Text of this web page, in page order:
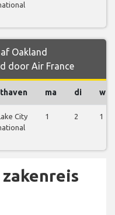
Oakland
door Air France
ma di wo
City
1 2 1